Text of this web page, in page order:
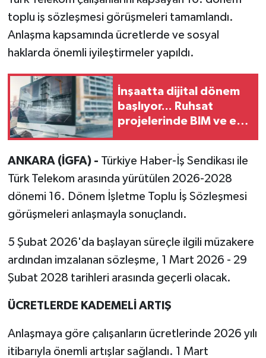
toplu iş sözleşmesi görüşmeleri tamamlandı.
Anlaşma kapsamında ücretlerde ve sosyal
haklarda önemli iyileştirmeler yapıldı.
İnşaatta dijital dönem
başlıyor... Ruhsat
projelerinde BIM ve e-
ANKARA (İGFA) - Türkiye Haber-İş Sendikası ile
Türk Telekom arasında yürütülen 2026-2028
dönemi 16. Dönem İşletme Toplu İş Sözleşmesi
görüşmeleri anlaşmayla sonuçlandı.
5 Şubat 2026'da başlayan süreçle ilgili müzakere
ardından imzalanan sözleşme, 1 Mart 2026 - 29
Şubat 2028 tarihleri arasında geçerli olacak.
ÜCRETLERDE KADEMELİ ARTIŞ
Anlaşmaya göre çalışanların ücretlerinde 2026 yılı
itibarıyla önemli artışlar sağlandı. 1 Mart